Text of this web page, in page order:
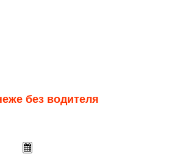
без водителя